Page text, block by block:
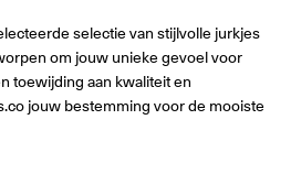
selectie van stijlvolle jurkjes
om jouw unieke gevoel voor
toewijding aan kwaliteit en
jouw bestemming voor de mooiste